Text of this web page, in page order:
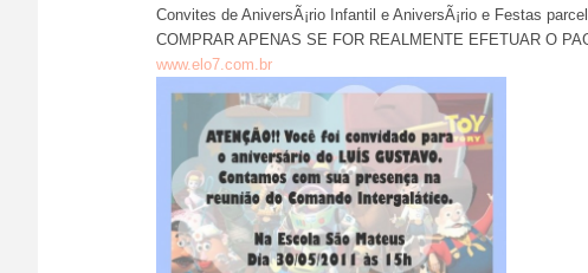
Convites de AniversÃ¡rio Infantil e AniversÃ¡rio e Festas
COMPRAR APENAS SE FOR REALMENTE EFETUAR O
www.elo7.com.br